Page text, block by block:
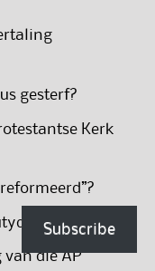
gesterf?
Kerk
nie?
van die AP
Subscribe